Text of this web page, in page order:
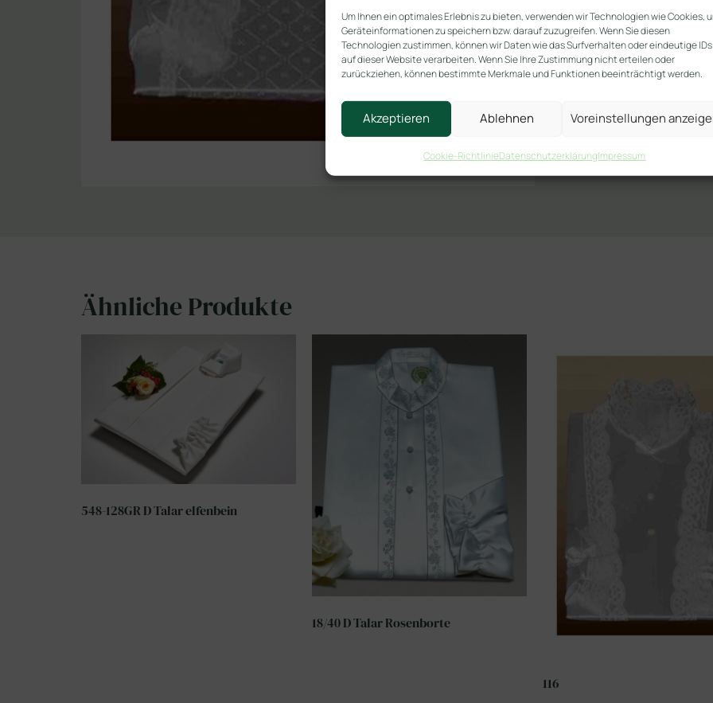
Um Ihnen ein optimales Erlebnis zu bieten, verwenden wir Technologien wie Cookies,
Geräteinformationen zu speichern bzw. darauf zuzugreifen. Wenn Sie diesen
Technologien zustimmen, können wir Daten wie das Surfverhalten oder eindeutige IDs
auf dieser Website verarbeiten. Wenn Sie Ihre Zustimmung nicht erteilen oder
zurückziehen, können bestimmte Merkmale und Funktionen beeinträchtigt werden.
Akzeptieren Ablehnen Voreinstellungen
Cookie-RichtlinieDatenschutzerklärungImpressum
Ähnliche Produkte
548-128GR D Talar elfenbein
18/40 D Talar Rosenborte
116